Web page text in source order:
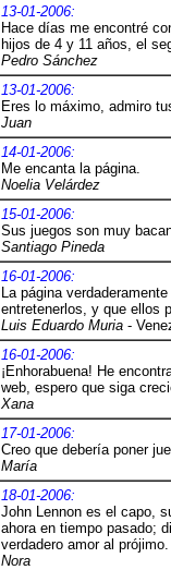
13-01-2006:
Hace días me encontré
hijos de 4 y 11 años, el
Pedro Sánchez
13-01-2006:
Eres lo máximo, admiro
Juan
14-01-2006:
Me encanta la página.
Noelia Velárdez
15-01-2006:
Sus juegos son muy
Santiago Pineda
16-01-2006:
La página
entretenerlos, y que ellos
Luis Eduardo Muria -
16-01-2006:
¡Enhorabuena! He
web, espero que siga
Xana
17-01-2006:
Creo que debería poner
María
18-01-2006:
John Lennon es el capo,
ahora en tiempo pasado;
verdadero amor al prójimo.
Nora